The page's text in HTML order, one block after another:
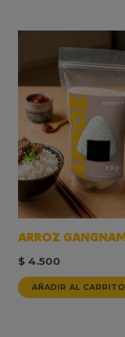
ARROZ GANGNAM
$ 4.500
AÑADIR AL CARRITO